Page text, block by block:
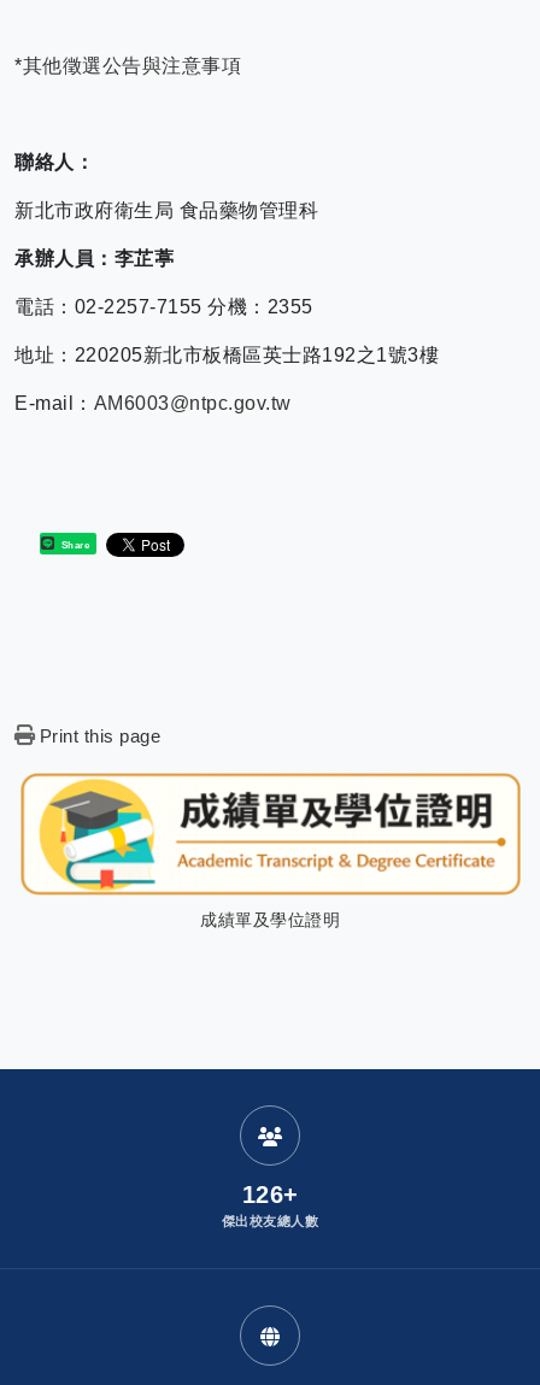
*其他徵選公告與注意事項
聯絡人：
新北市政府衛生局 食品藥物管理科
承辦人員：李芷葶
電話：02-2257-7155 分機：2355
地址：220205新北市板橋區英士路192之1號3樓
E-mail： AM6003@ntpc.gov.tw
Share
Print this page
成績單及學位證明
發布者：
126+
傑出校友總人數